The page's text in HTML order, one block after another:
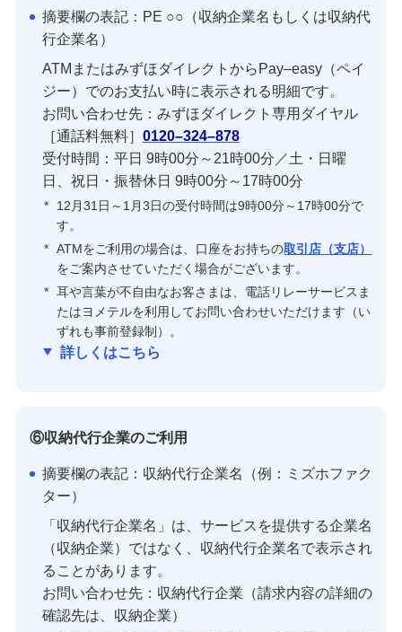
摘要欄の表記：PE ○○（収納企業名もしくは収納代
行企業名）
ATMまたはみずほダイレクトからPay–easy（ペイ
ジー）でのお支払い時に表示される明細です。
お問い合わせ先：みずほダイレクト専用ダイヤル
［通話料無料］ 0120–324–878
受付時間：平日 9時00分～21時00分／土・日曜
日、祝日・振替休日 9時00分～17時00分
*
12月31日～1月3日の受付時間は9時00分～17時00分で
す。
* ATMをご利用の場合は、口座をお持ちの取引店（支店）
をご案内させていただく場合がございます。
* 耳や言葉が不自由なお客さまは、電話リレーサービスま
たはヨメテルを利用してお問い合わせいただけます（い
ずれも事前登録制）。
詳しくはこちら
⑥収納代行企業のご利用
摘要欄の表記：収納代行企業名（例：ミズホファク
ター）
「収納代行企業名」は、サービスを提供する企業名
（収納企業）ではなく、収納代行企業名で表示され
ることがあります。
お問い合わせ先：収納代行企業（請求内容の詳細の
確認先は、収納企業）